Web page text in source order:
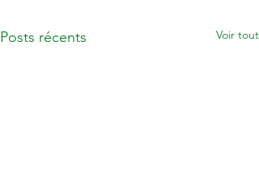
Posts récents Voir tout